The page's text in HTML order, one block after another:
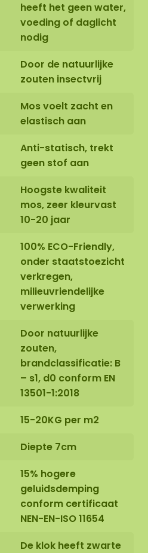
heeft het geen water,
voeding of daglicht
nodig
Door de natuurlijke
zouten insectvrij
Mos voelt zacht en
elastisch aan
Anti-statisch, trekt
geen stof aan
Hoogste kwaliteit
mos, zeer kleurvast
10-20 jaar
100% ECO-Friendly,
onder staatstoezicht
verkregen,
milieuvriendelijke
verwerking
Door natuurlijke
zouten,
brandclassificatie: B
– s1, d0 conform EN
13501-1:2018
15-20KG per m2
Diepte 7cm
15% hogere
geluidsdemping
conform certificaat
NEN-EN-ISO 11654
De klok heeft zwarte